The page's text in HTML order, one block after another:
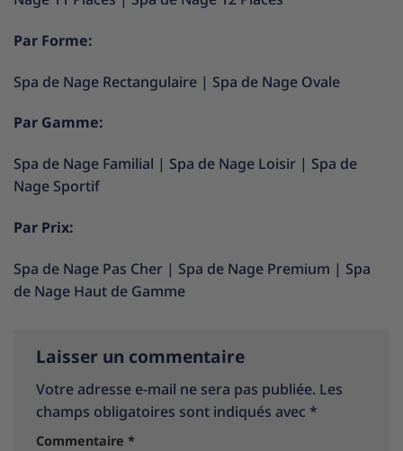
Par Forme:
Spa de Nage Rectangulaire | Spa de Nage Ovale
Par Gamme:
Spa de Nage Familial | Spa de Nage Loisir | Spa de
Nage Sportif
Par Prix:
Spa de Nage Pas Cher | Spa de Nage Premium | Spa
de Nage Haut de Gamme
Laisser un commentaire
Votre adresse e-mail ne sera pas publiée. Les
champs obligatoires sont indiqués avec *
Commentaire *